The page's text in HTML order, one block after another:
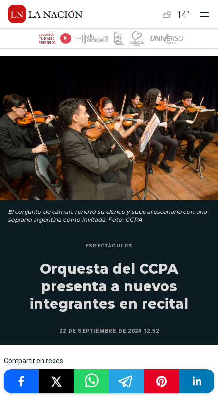
14°
ESCUCHÁ
TU RADIO
PREFERIDA
El conjunto de cámara renovó su elenco y sube al escenario con una
soprano argentina como invitada. Foto: CCPA
ESPECTÁCULOS
Orquesta del CCPA
presenta a nuevos
integrantes en recital
22 DE SEPTIEMBRE DE 2024 12:52
Compartir en redes